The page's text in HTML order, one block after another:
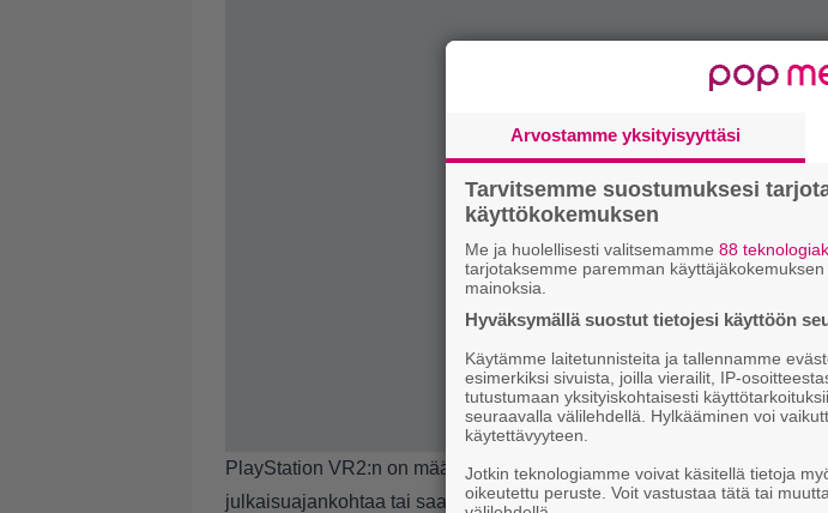
PlayStation VR2:n on määrä saapua myyntiin vuoden 2023
julkaisuajankohtaa tai saati hintaa laitteelle ei olla vielä annettu.
Arvostamme yksityisyyttäsi
Tarvitsemme suostumuksesi
käyttökokemuksen
Me ja huolellisesti valitsemamme 88
tarjotaksemme paremman
mainoksia.
Hyväksymällä suostut tietojesi käyttöön
Käytämme laitetunnisteita ja tallennamme
esimerkiksi sivuista, joilla vierailit, IP-
tutustumaan yksityiskohtaisesti
seuraavalla välilehdellä. Hylkääminen voi
käytettävyyteen.
Jotkin teknologiamme voivat käsitellä tietoja
oikeutettu peruste. Voit vastustaa tätä tai